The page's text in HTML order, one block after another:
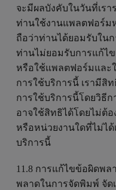
จะมีผลบังคับในวันที่เรา
ท่านใช้งานแพลตฟอร์ม
ถือว่าท่านได้ยอมรับใน
ท่านไม่ยอมรับการแก้ไ
หรือใช้แพลตฟอร์มและ
การใช้บริการนี้ เรามีสิ
การใช้บริการนี้โดยวิธี
อาจใช้สิทธิได้โดยไม่ต้
หรือหน่วยงานใดที่ไม่ไ
บริการนี้
11.8 การแก้ไขข้อผิดพล
พลาดในการจัดพิมพ์ จัด